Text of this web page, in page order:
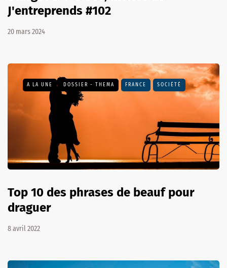
J'entreprends #102
20 mars 2024
A LA UNE DOSSIER - THEMA FRANCE SOCIÉTÉ
Top 10 des phrases de beauf pour
draguer
8 avril 2022